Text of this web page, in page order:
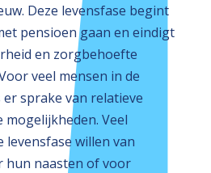
Deze levensfase begint
pensioen gaan en eindigt
en zorgbehoefte
veel mensen in de
sprake van relatieve
Veel
levensfase willen van
hun naasten of voor